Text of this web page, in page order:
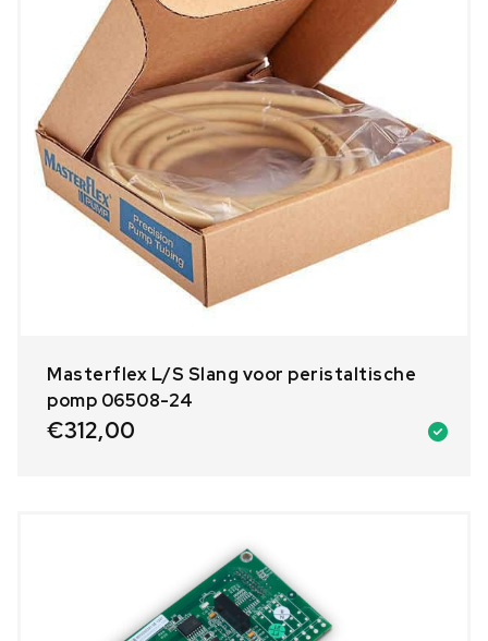
Masterflex L/S Slang voor peristaltische
pomp 06508-24
€312,00